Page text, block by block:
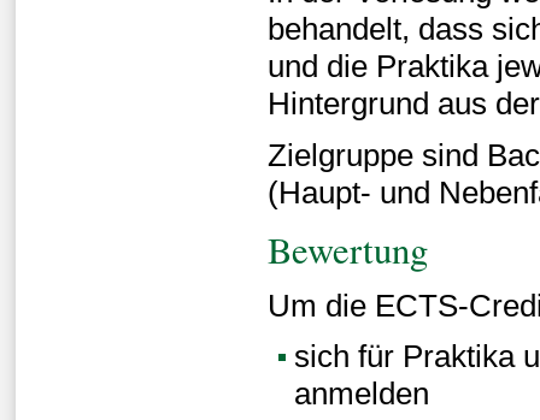
behandelt, dass
und die Praktika
Hintergrund aus
Zielgruppe sind
(Haupt- und
Bewertung
Um die ECTS-
sich für Praktika
anmelden